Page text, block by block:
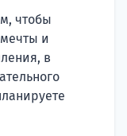
чтобы
и
в